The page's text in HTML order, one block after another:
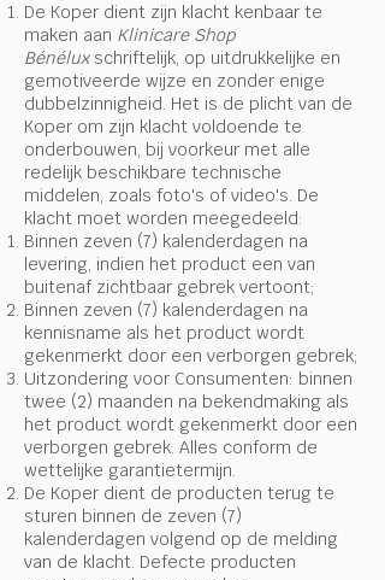
De Koper dient zijn klacht kenbaar te
maken aan Klinicare Shop
Bénélux schriftelijk, op uitdrukkelijke en
gemotiveerde wijze en zonder enige
dubbelzinnigheid. Het is de plicht van de
Koper om zijn klacht voldoende te
onderbouwen, bij voorkeur met alle
redelijk beschikbare technische
middelen, zoals foto's of video's. De
klacht moet worden meegedeeld:
Binnen zeven (7) kalenderdagen na
levering, indien het product een van
buitenaf zichtbaar gebrek vertoont;
Binnen zeven (7) kalenderdagen na
kennisname als het product wordt
gekenmerkt door een verborgen gebrek;
Uitzondering voor Consumenten: binnen
twee (2) maanden na bekendmaking als
het product wordt gekenmerkt door een
verborgen gebrek. Alles conform de
wettelijke garantietermijn.
De Koper dient de producten terug te
sturen binnen de zeven (7)
kalenderdagen volgend op de melding
van de klacht. Defecte producten